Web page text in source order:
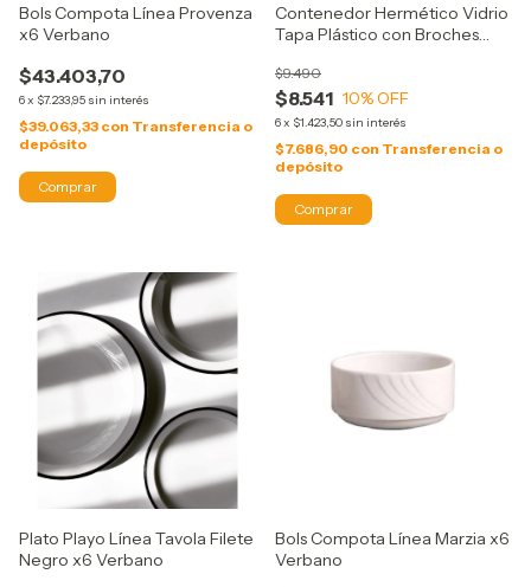
Bols Compota Línea Provenza
x6 Verbano
$43.403,70
6x $7.233,95 sin interés
$39.063,33 con Transferencia o
depósito
Contenedor Hermético Vidrio
Tapa Plástico con Broches
$8.541
$9.490
10% OFF
6x $1.423,50 sin interés
$7.686,90 con Transferencia o
depósito
Comprar
Plato Playo Línea Tavola Filete
Negro x6 Verbano
Bols Compota Línea Marzia x6
Verbano